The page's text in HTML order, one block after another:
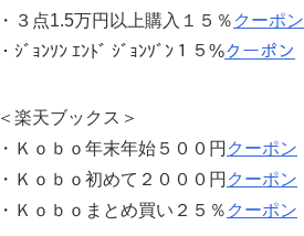
・３点1.5万円以上購入１５％ クーポン
・ｼﾞｮﾝｿﾝ ｴﾝﾄﾞ ｼﾞｮﾝｿﾞﾝ１５%クーポン
＜楽天ブックス＞
・Ｋｏｂｏ年末年始５００円 クーポン
・Ｋｏｂｏ初めて２０００円 クーポン
・Ｋｏｂｏまとめ買い２５％ クーポン